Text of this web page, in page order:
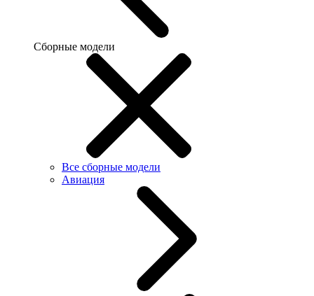
Сборные модели
Все сборные модели
Авиация